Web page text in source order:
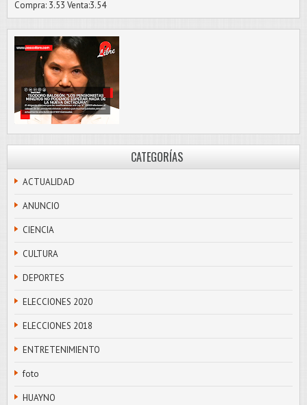
Compra: 3.53 Venta:3.54
CATEGORÍAS
ACTUALIDAD
ANUNCIO
CIENCIA
CULTURA
DEPORTES
ELECCIONES 2020
ELECCIONES 2018
ENTRETENIMIENTO
foto
HUAYNO